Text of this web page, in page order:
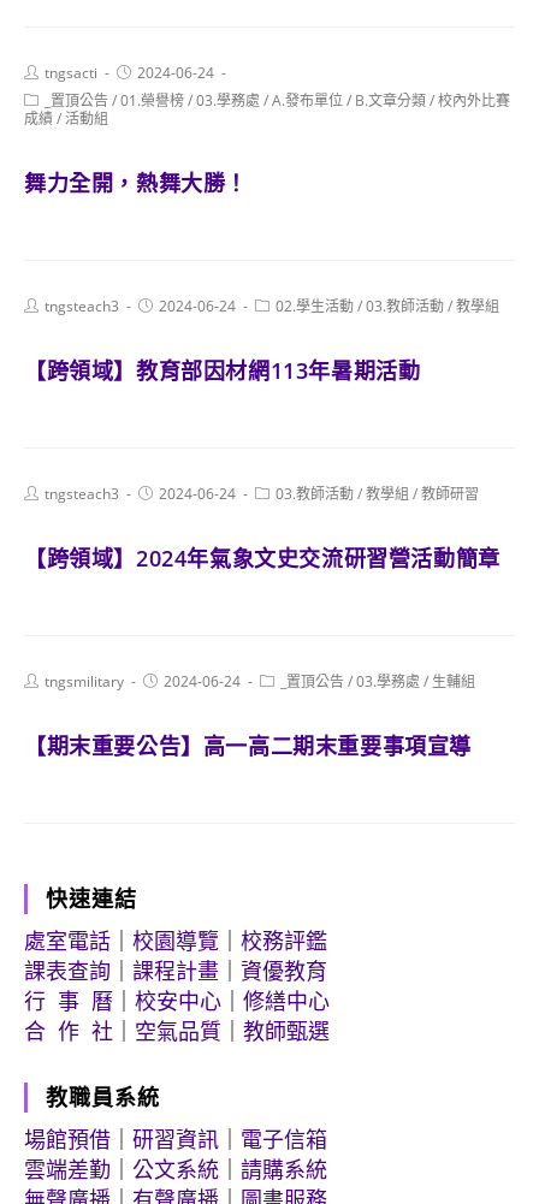
Post
author:
tngsacti
Post
published:
2024-06-24
Post
category:
_置頂公告/01.榮譽榜/03.學務處 /A.發布單位/ B.文章分類/校內外比賽
成績/活動組
舞力全開，熱舞大勝！
Posttngsteach3
Post2024-06-24
Post02.學生活動/03.教師活動/教學組
【跨領域】教育部因材網113年暑期活動
Posttngsteach3
Post2024-06-24
Post03.教師活動/教學組 /教師研習
【跨領域】2024年氣象文史交流研習營活動簡章
Posttngsmilitary
Post2024-06-24
Post _置頂公告/03.學務處 / 生輔組
【期末重要公告】高一高二期末重要事項宣導
快速連結
處室電話
校園導覽
校務評鑑
課表查詢
課程計畫
資優教育
行 事 曆
校安中心
修繕中心
合 作 社
空氣品質 教師甄選
教職員系統
場館預借
研習資訊
電子信箱
雲端差勤
公文系統
請購系統